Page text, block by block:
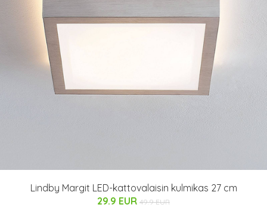
Lindby Margit LED-kattovalaisin kulmikas 27 cm
29.9 EUR 49.9 EUR